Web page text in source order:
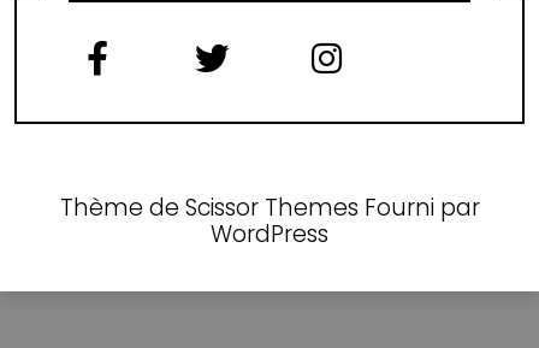
Thème de Scissor Themes Fourni par
WordPress